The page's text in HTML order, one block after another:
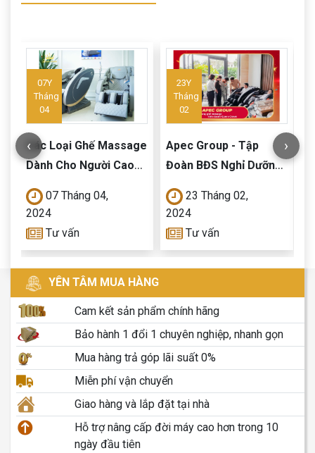
07Y
Tháng
04
Các Loại Ghế Massage
Dành Cho Người Cao
Tuổi Chất Lượng
07 Tháng 04,
2024
Tư vấn
23Y
Tháng
02
Apec Group - Tập
Đoàn BĐS Nghỉ Dưỡng
Lớn Nhất Việt Nam Đầu
Tư Ghế Massage Kinh
Doanh Hiện Đại Của
23 Tháng 02,
2024
Tư vấn
‹ ›
YÊN TÂM MUA HÀNG
Cam kết sản phẩm chính hãng
Bảo hành 1 đổi 1 chuyên nghiệp, nhanh gọn
Mua hàng trả góp lãi suất 0%
Miễn phí vận chuyển
Giao hàng và lắp đặt tại nhà
Hỗ trợ nâng cấp đời máy cao hơn trong 10
ngày đầu tiên